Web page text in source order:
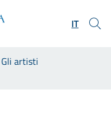
IT
Gli artisti